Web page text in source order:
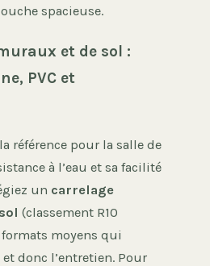
spacieuse.
et de sol :
PVC et
référence pour la salle de
à l’eau et sa facilité
un carrelage
(classement R10
moyens qui
donc l’entretien. Pour